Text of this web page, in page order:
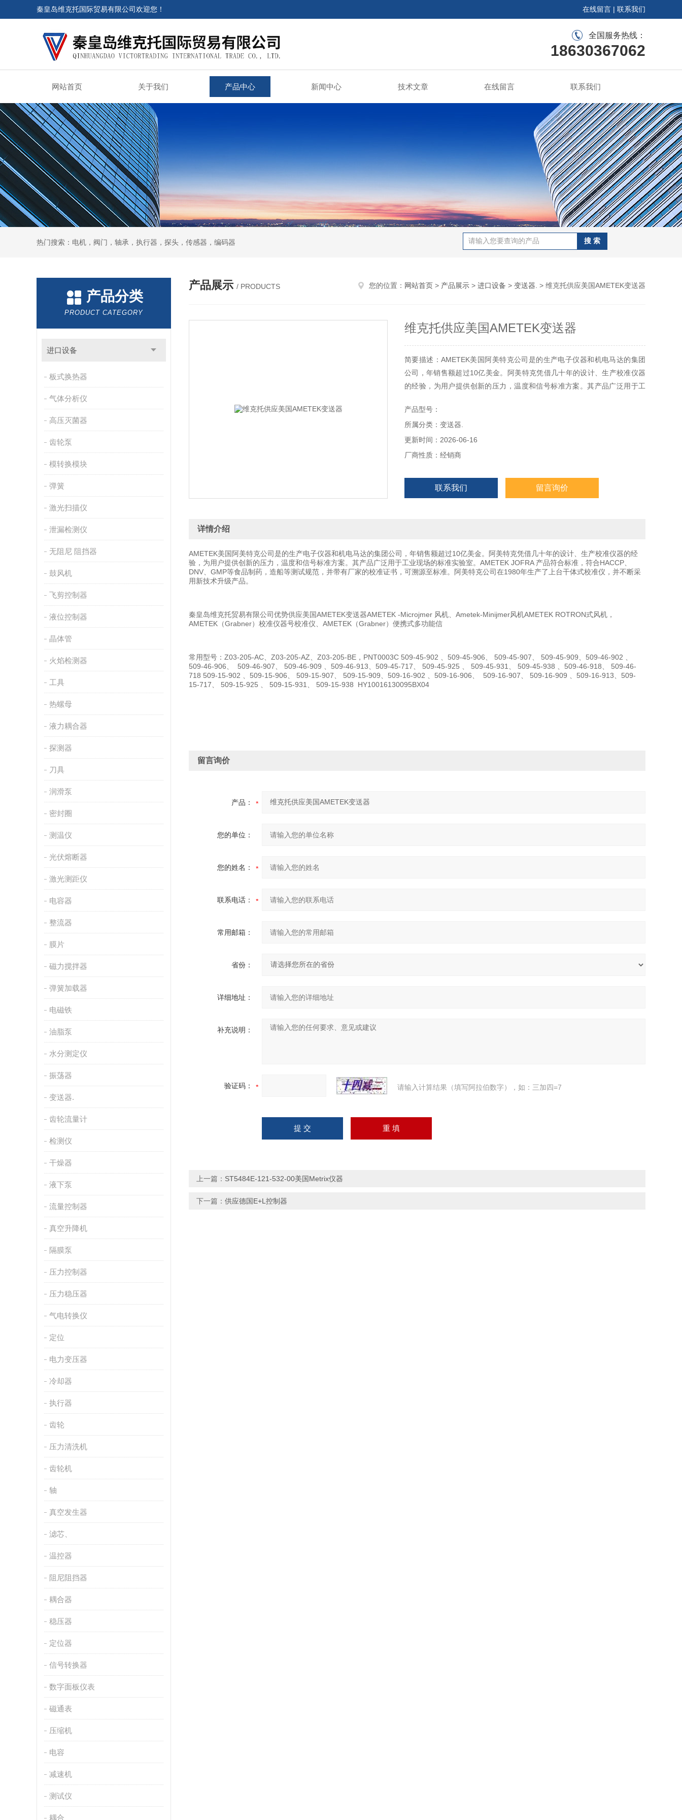
秦皇岛维克托国际贸易有限公司欢迎您！ 在线留言 | 联系我们
全国服务热线：
18630367062
网站首页 关于我们 产品中心 新闻中心 技术文章 在线留言 联系我们
热门搜索：电机，阀门，轴承，执行器，探头，传感器，编码器
产品分类
PRODUCT CATEGORY
进口设备
板式换热器
气体分析仪
高压灭菌器
齿轮泵
模转换模块
弹簧
激光扫描仪
泄漏检测仪
无阻尼 阻挡器
鼓风机
飞剪控制器
液位控制器
晶体管
火焰检测器
工具
热螺母
液力耦合器
探测器
刀具
润滑泵
密封圈
测温仪
光伏熔断器
激光测距仪
电容器
整流器
膜片
磁力搅拌器
弹簧加载器
电磁铁
油脂泵
水分测定仪
振荡器
变送器.
齿轮流量计
检测仪
干燥器
液下泵
流量控制器
真空升降机
隔膜泵
压力控制器
压力稳压器
气电转换仪
定位
电力变压器
冷却器
执行器
齿轮
压力清洗机
齿轮机
轴
真空发生器
滤芯、
温控器
阻尼阻挡器
耦合器
稳压器
定位器
信号转换器
数字面板仪表
磁通表
压缩机
电容
减速机
测试仪
耦合
产品展示 / PRODUCTS 您的位置： 网站首页 > 产品展示 > 进口设备 > 变送器. > 维克托供应美国AMETEK变送器
维克托供应美国AMETEK变送器
简要描述：AMETEK美国阿美特克公司是的生产电子仪器和机电马达的集团
公司，年销售额超过10亿美金。阿美特克凭借几十年的设计、生产校准仪器
的经验，为用户提供创新的压力，温度和信号标准方案。其产品广泛用于工
产品型号：
所属分类：变送器.
更新时间：2026-06-16
厂商性质：经销商
联系我们 留言询价
详情介绍
AMETEK美国阿美特克公司是的生产电子仪器和机电马达的集团公司，年销售额超过10亿美金。阿美特克凭借几十年的设计、生产校准仪器的经
验，为用户提供创新的压力，温度和信号标准方案。其产品广泛用于工业现场的标准实验室。AMETEK JOFRA 产品符合标准，符合HACCP、
DNV、GMP等食品制药，造船等测试规范，并带有厂家的校准证书，可溯源至标准。阿美特克公司在1980年生产了上台干体式校准仪，并不断采
用新技术升级产品。
秦皇岛维克托贸易有限公司优势供应美国AMETEK变送器AMETEK -Microjmer 风机、Ametek-Minijmer风机AMETEK ROTRON式风机，
AMETEK（Grabner）校准仪器号校准仪、AMETEK（Grabner）便携式多功能信
常用型号：Z03-205-AC、Z03-205-AZ、Z03-205-BE，PNT0003C 509-45-902 、509-45-906、 509-45-907、 509-45-909、509-46-902 、
509-46-906、 509-46-907、 509-46-909 、509-46-913、509-45-717、 509-45-925 、 509-45-931、 509-45-938 、509-46-918、 509-46-
718 509-15-902 、509-15-906、 509-15-907、 509-15-909、509-16-902 、509-16-906、 509-16-907、 509-16-909 、509-16-913、509-
15-717、 509-15-925 、 509-15-931、 509-15-938 HY10016130095BX04
留言询价
产品：
您的单位：
您的姓名：
联系电话：
常用邮箱：
省份：
详细地址：
补充说明：
验证码： 请输入计算结果（填写阿拉伯数字），如：三加四=7
上一篇： ST5484E-121-532-00美国Metrix仪器
下一篇： 供应德国E+L控制器